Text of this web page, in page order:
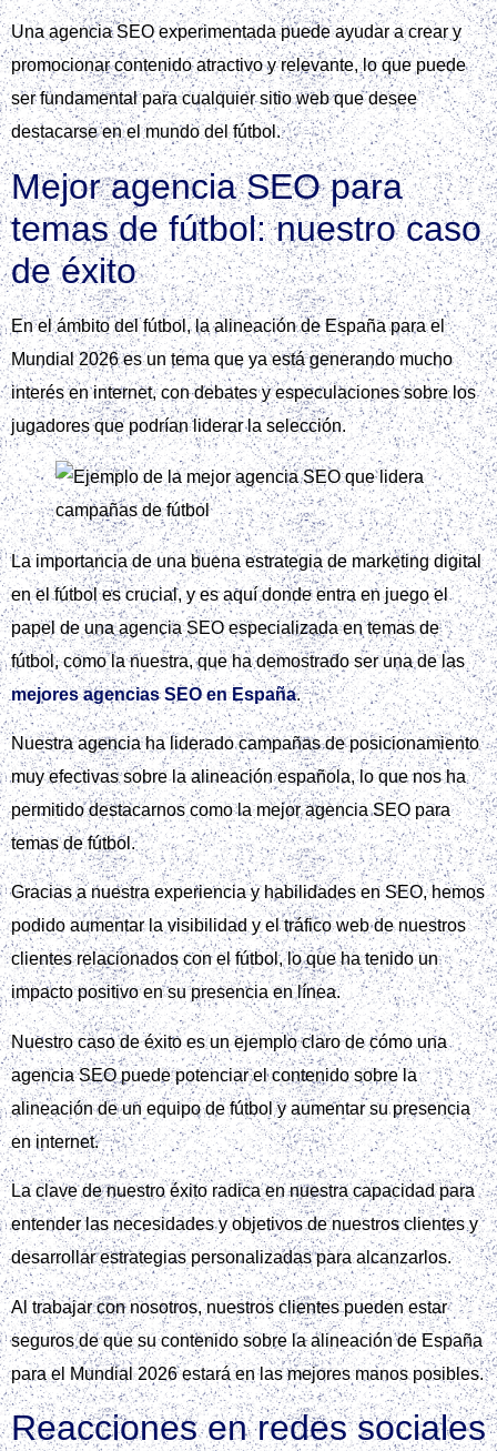
Una agencia SEO experimentada puede ayudar a crear y
promocionar contenido atractivo y relevante, lo que puede
ser fundamental para cualquier sitio web que desee
destacarse en el mundo del fútbol.
Mejor agencia SEO para
temas de fútbol: nuestro caso
de éxito
En el ámbito del fútbol, la alineación de España para el
Mundial 2026 es un tema que ya está generando mucho
interés en internet, con debates y especulaciones sobre los
jugadores que podrían liderar la selección.
La importancia de una buena estrategia de marketing digital
en el fútbol es crucial, y es aquí donde entra en juego el
papel de una agencia SEO especializada en temas de
fútbol, como la nuestra, que ha demostrado ser una de las
mejores agencias SEO en España.
Nuestra agencia ha liderado campañas de posicionamiento
muy efectivas sobre la alineación española, lo que nos ha
permitido destacarnos como la mejor agencia SEO para
temas de fútbol.
Gracias a nuestra experiencia y habilidades en SEO, hemos
podido aumentar la visibilidad y el tráfico web de nuestros
clientes relacionados con el fútbol, lo que ha tenido un
impacto positivo en su presencia en línea.
Nuestro caso de éxito es un ejemplo claro de cómo una
agencia SEO puede potenciar el contenido sobre la
alineación de un equipo de fútbol y aumentar su presencia
en internet.
La clave de nuestro éxito radica en nuestra capacidad para
entender las necesidades y objetivos de nuestros clientes y
desarrollar estrategias personalizadas para alcanzarlos.
Al trabajar con nosotros, nuestros clientes pueden estar
seguros de que su contenido sobre la alineación de España
para el Mundial 2026 estará en las mejores manos posibles.
Reacciones en redes sociales